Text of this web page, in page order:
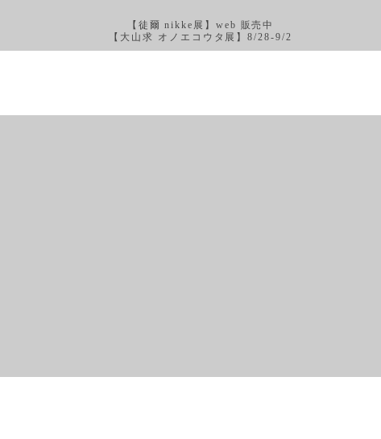
【徒爾 nikke展】web 販売中
【大山求 オノエコウタ展】8/28-9/2